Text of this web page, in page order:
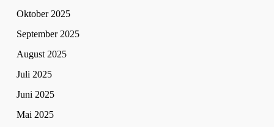
Oktober 2025
September 2025
August 2025
Juli 2025
Juni 2025
Mai 2025